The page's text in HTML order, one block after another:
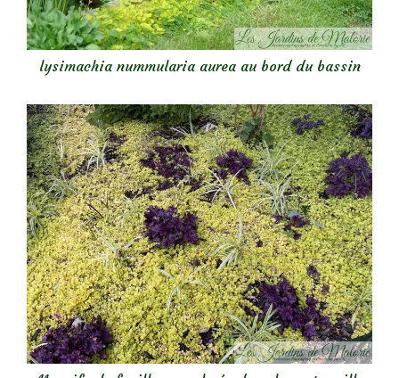
lysimachia nummularia aurea au bord du bassin